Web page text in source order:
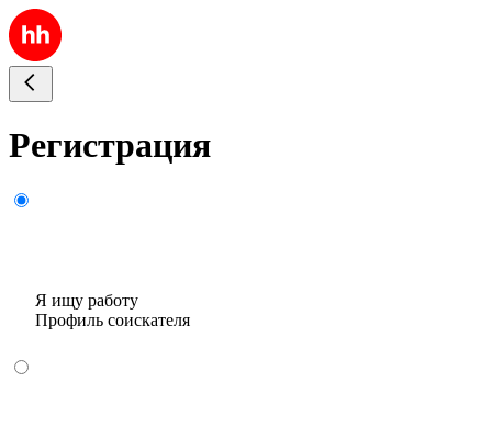
Регистрация
Я ищу работу
Профиль соискателя